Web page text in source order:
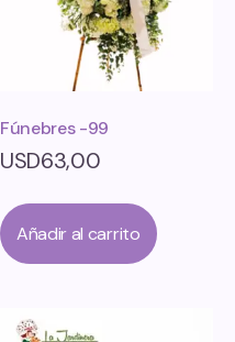
Fúnebres -99
USD63,00
Añadir al carrito